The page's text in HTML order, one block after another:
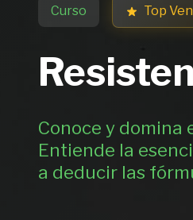
Curso Top
Conoce y domina
Entiende la
a deducir las